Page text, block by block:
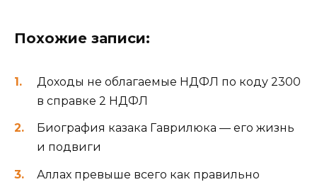
Похожие записи:
Доходы не облагаемые НДФЛ по коду 2300
в справке 2 НДФЛ
Биография казака Гаврилюка — его жизнь
и подвиги
Аллах превыше всего как правильно